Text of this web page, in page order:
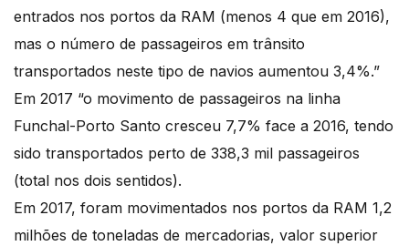
entrados nos portos da RAM (menos 4 que em 2016),
mas o número de passageiros em trânsito
transportados neste tipo de navios aumentou 3,4%.”
Em 2017 “o movimento de passageiros na linha
Funchal-Porto Santo cresceu 7,7% face a 2016, tendo
sido transportados perto de 338,3 mil passageiros
(total nos dois sentidos).
Em 2017, foram movimentados nos portos da RAM 1,2
milhões de toneladas de mercadorias, valor superior